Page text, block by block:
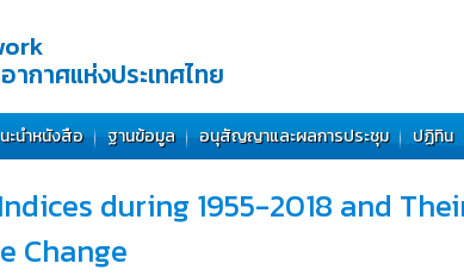
กาศแห่งประเทศไทย
ะนำหนังสือ ฐานข้อมูล อนุสัญญาและผลการประชุม ปฏิทิน
during 1955-2018 and
Change